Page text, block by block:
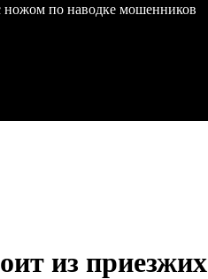
ножом по наводке мошенников
из приезжих